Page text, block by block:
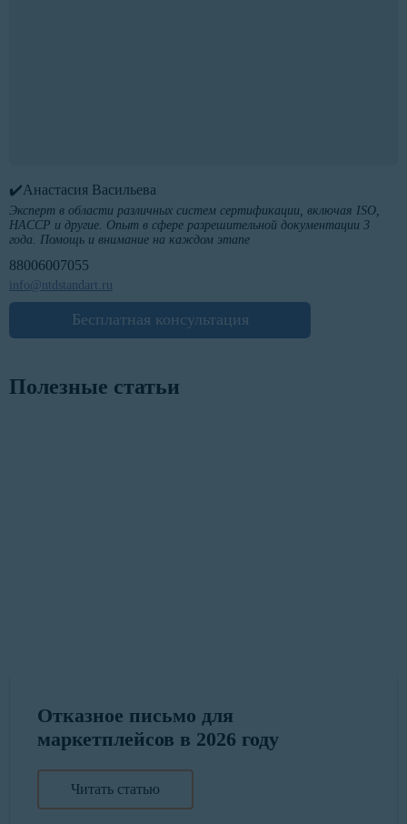
✔️Анастасия Васильева
Эксперт в области различных систем сертификации, включая ISO,
HACCP и другие. Опыт в сфере разрешительной документации 3
года. Помощь и внимание на каждом этапе
88006007055
info@ntdstandart.ru
Бесплатная консультация
Полезные статьи
Отказное письмо для
маркетплейсов в 2026 году
Читать статью